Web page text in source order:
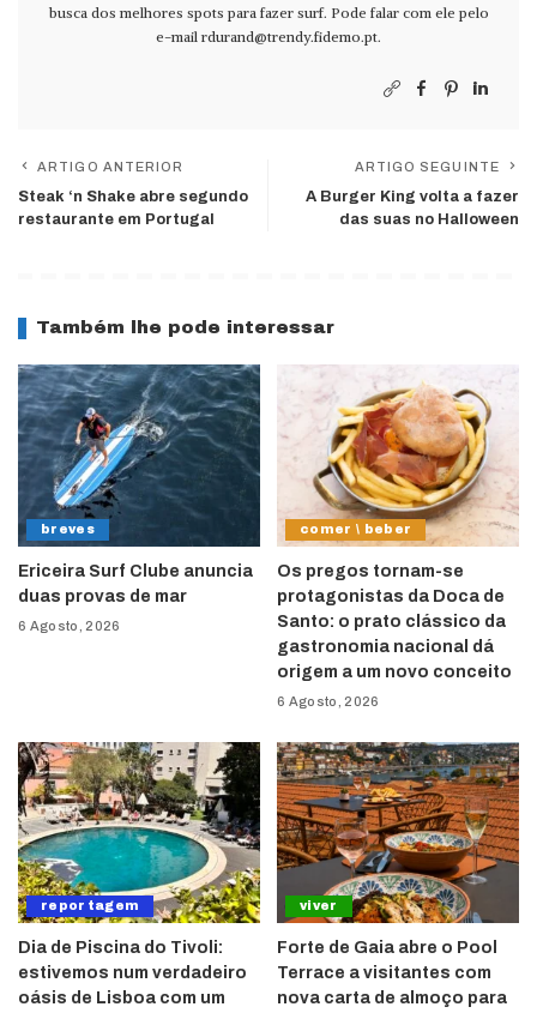
busca dos melhores spots para fazer surf. Pode falar com ele pelo
e-mail rdurand@trendy.fidemo.pt.
ARTIGO ANTERIOR
Steak ‘n Shake abre segundo
restaurante em Portugal
ARTIGO SEGUINTE
A Burger King volta a fazer
das suas no Halloween
Também lhe pode interessar
breves
Ericeira Surf Clube anuncia
duas provas de mar
6 Agosto, 2026
comer \ beber
Os pregos tornam-se
protagonistas da Doca de
Santo: o prato clássico da
gastronomia nacional dá
origem a um novo conceito
6 Agosto, 2026
reportagem
Dia de Piscina do Tivoli:
estivemos num verdadeiro
oásis de Lisboa com um
viver
Forte de Gaia abre o Pool
Terrace a visitantes com
nova carta de almoço para